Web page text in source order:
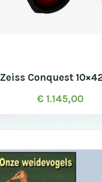
Zeiss Conquest
€ 1.145,00